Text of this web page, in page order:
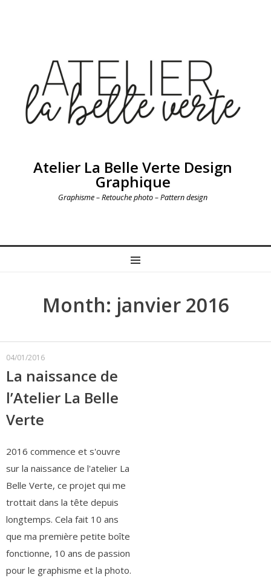
Atelier La Belle Verte Design
Graphique
Graphisme – Retouche photo – Pattern design
MENU
Month: janvier 2016
04/01/2016
La naissance de
l’Atelier La Belle
Verte
2016 commence et s'ouvre
sur la naissance de l'atelier La
Belle Verte, ce projet qui me
trottait dans la tête depuis
longtemps. Cela fait 10 ans
que ma première petite boîte
fonctionne, 10 ans de passion
pour le graphisme et la photo.